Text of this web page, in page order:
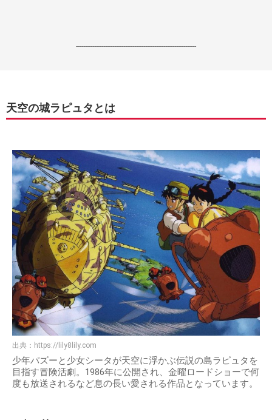
------------------------------------------------------------------
天空の城ラピュタとは
出典： https://lily8lily.com
少年パズーと少女シータが天空に浮かぶ伝説の島ラピュタを
目指す冒険活劇。1986年に公開され、金曜ロードショーで何
度も放送されるなど息の長い愛される作品となっています。